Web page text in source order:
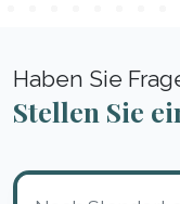
Haben Sie
Stellen Sie